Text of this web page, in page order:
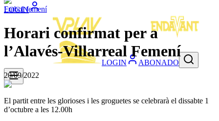
LOGIN
LOGIN ABONADO
Futbol femení
Horari confirmat per a
l’Alavés-Villarreal Femení
20/09/2022
El partit entre les glorioses i les groguetes se celebrarà el dissabte 1
d’octubre a les 12.00h